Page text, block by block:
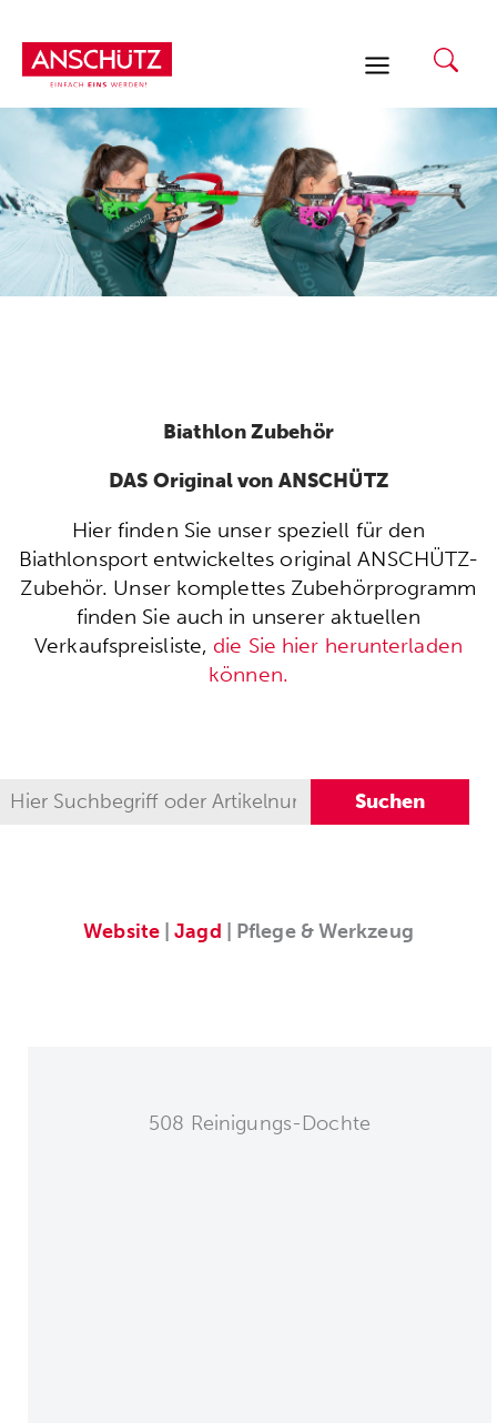
Inhalt
springen
Biathlon Zubehör
DAS Original von ANSCHÜTZ
Hier finden Sie unser speziell für den
Biathlonsport entwickeltes original ANSCHÜTZ-
Zubehör. Unser komplettes Zubehörprogramm
finden Sie auch in unserer aktuellen
Verkaufspreisliste, die Sie hier herunterladen
können.
Website|Jagd | Pflege & Werkzeug
508 Reinigungs-Dochte